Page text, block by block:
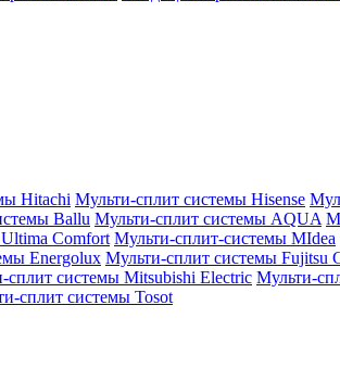
Hitachi Мульти-сплит системы Hisense
Ballu Мульти-сплит системы AQUA
Comfort Мульти-сплит-системы MIdea
Energolux Мульти-сплит системы Fujitsu
сплит системы Mitsubishi Electric Мульти-
сплит системы Tosot